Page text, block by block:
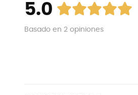
5.0
Basado en 2 opiniones